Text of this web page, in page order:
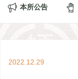
本所公告
2022.12.29